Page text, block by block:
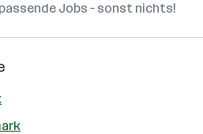
Jobs – sonst nichts!